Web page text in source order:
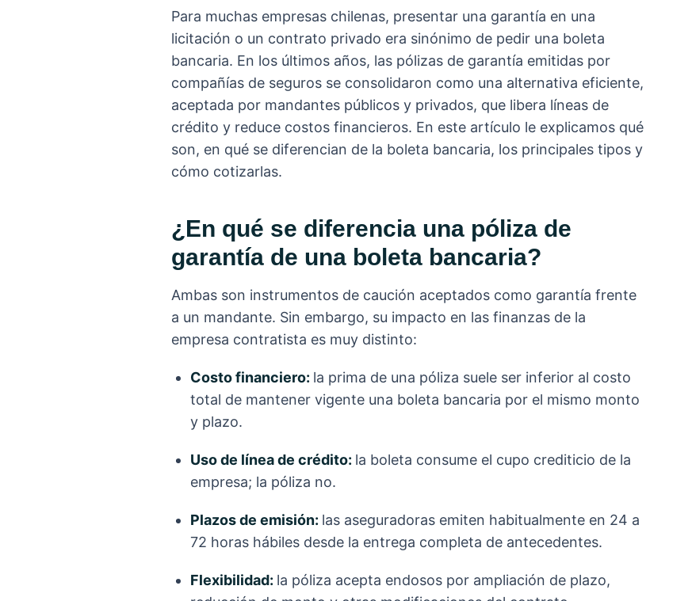
Para muchas empresas chilenas, presentar una garantía en una
licitación o un contrato privado era sinónimo de pedir una boleta
bancaria. En los últimos años, las pólizas de garantía emitidas por
compañías de seguros se consolidaron como una alternativa eficiente,
aceptada por mandantes públicos y privados, que libera líneas de
crédito y reduce costos financieros. En este artículo le explicamos qué
son, en qué se diferencian de la boleta bancaria, los principales tipos y
cómo cotizarlas.
¿En qué se diferencia una póliza de
garantía de una boleta bancaria?
Ambas son instrumentos de caución aceptados como garantía frente
a un mandante. Sin embargo, su impacto en las finanzas de la
empresa contratista es muy distinto:
Costo financiero: la prima de una póliza suele ser inferior al costo
total de mantener vigente una boleta bancaria por el mismo monto
y plazo.
Uso de línea de crédito: la boleta consume el cupo crediticio de la
empresa; la póliza no.
Plazos de emisión: las aseguradoras emiten habitualmente en 24 a
72 horas hábiles desde la entrega completa de antecedentes.
Flexibilidad: la póliza acepta endosos por ampliación de plazo,